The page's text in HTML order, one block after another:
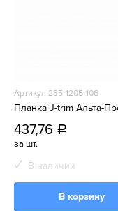
Артикул 235-1205-106
Планка J-trim Альта-
437,76 a
за шт.
В наличии
В корзину